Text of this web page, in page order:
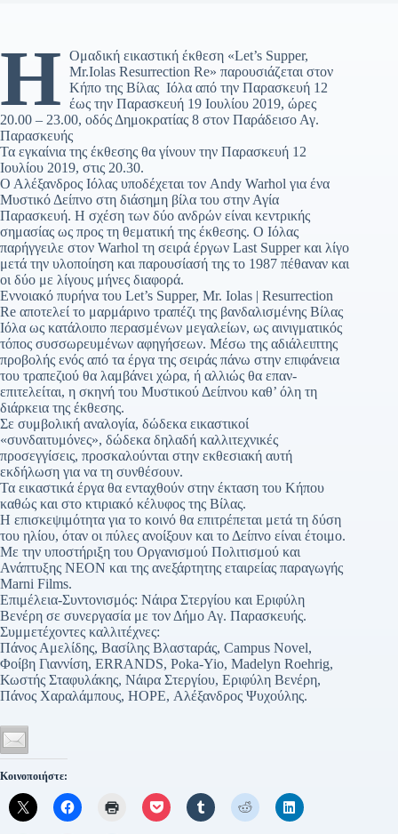
Η Ομαδική εικαστική έκθεση «Let’s Supper,
Mr.Iolas Resurrection Re» παρουσιάζεται στον
Κήπο της Βίλας Ιόλα από την Παρασκευή 12
έως την Παρασκευή 19 Ιουλίου 2019, ώρες
20.00 – 23.00, οδός Δημοκρατίας 8 στον Παράδεισο Αγ.
Παρασκευής
Τα εγκαίνια της έκθεσης θα γίνουν την Παρασκευή 12
Ιουλίου 2019, στις 20.30.
Ο Αλέξανδρος Ιόλας υποδέχεται τον Andy Warhol για ένα
Μυστικό Δείπνο στη διάσημη βίλα του στην Αγία
Παρασκευή. Η σχέση των δύο ανδρών είναι κεντρικής
σημασίας ως προς τη θεματική της έκθεσης. Ο Ιόλας
παρήγγειλε στον Warhol τη σειρά έργων Last Supper και λίγο
μετά την υλοποίηση και παρουσίασή της το 1987 πέθαναν και
οι δύο με λίγους μήνες διαφορά.
Εννοιακό πυρήνα του Let’s Supper, Mr. Iolas | Resurrection
Re αποτελεί το μαρμάρινο τραπέζι της βανδαλισμένης Βίλας
Ιόλα ως κατάλοιπο περασμένων μεγαλείων, ως αινιγματικός
τόπος συσσωρευμένων αφηγήσεων. Μέσω της αδιάλειπτης
προβολής ενός από τα έργα της σειράς πάνω στην επιφάνεια
του τραπεζιού θα λαμβάνει χώρα, ή αλλιώς θα επαν-
επιτελείται, η σκηνή του Μυστικού Δείπνου καθ’ όλη τη
διάρκεια της έκθεσης.
Σε συμβολική αναλογία, δώδεκα εικαστικοί
«συνδαιτυμόνες», δώδεκα δηλαδή καλλιτεχνικές
προσεγγίσεις, προσκαλούνται στην εκθεσιακή αυτή
εκδήλωση για να τη συνθέσουν.
Τα εικαστικά έργα θα ενταχθούν στην έκταση του Κήπου
καθώς και στο κτιριακό κέλυφος της Βίλας.
Η επισκεψιμότητα για το κοινό θα επιτρέπεται μετά τη δύση
του ηλίου, όταν οι πύλες ανοίξουν και το Δείπνο είναι έτοιμο.
Mε την υποστήριξη του Οργανισμού Πολιτισμού και
Ανάπτυξης ΝΕΟΝ και της ανεξάρτητης εταιρείας παραγωγής
Marni Films.
Επιμέλεια-Συντονισμός: Νάιρα Στεργίου και Εριφύλη
Βενέρη σε συνεργασία με τον Δήμο Αγ. Παρασκευής.
Συμμετέχοντες καλλιτέχνες:
Πάνος Αμελίδης, Βασίλης Βλασταράς, Campus Novel,
Φοίβη Γιαννίση, ERRANDS, Poka-Yio, Madelyn Roehrig,
Κωστής Σταφυλάκης, Νάιρα Στεργίου, Εριφύλη Βενέρη,
Πάνος Χαραλάμπους, HOPE, Αλέξανδρος Ψυχούλης.
Κοινοποιήστε: